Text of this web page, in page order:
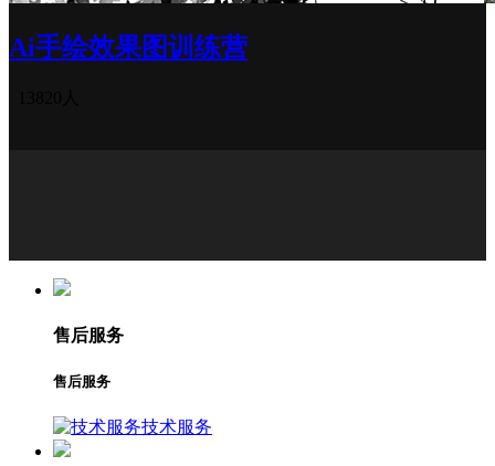
Ai手绘效果图训练营
售后服务
售后服务
技术服务